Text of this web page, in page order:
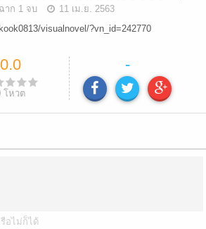
าก 1 จบ
11 เม.ย. 2563
visualnovel/?vn_id=242770
0.0
โหวต
-
อไม่ก็ได้